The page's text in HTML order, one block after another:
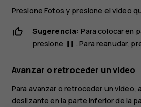
PresioneFotos y presione el video
Sugerencia: Para colocar en
presione pause . Para reanudar,
Avanzar o retroceder un video
Para avanzar o retroceder un video,
deslizante en la parte inferior de la